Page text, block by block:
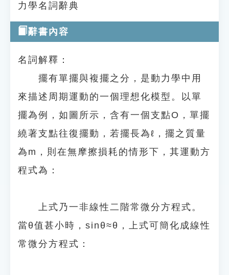
力學名詞辭典
辭書內容
名詞解釋：
擺有單擺與複擺之分，是動力學中用
來描述周期運動的一個理想化模型。以單
擺為例，如圖所示，含有一個支點O，單擺
繞著支點往復擺動，若擺長為ℓ，擺之質量
為m，則在無摩擦損耗的情形下，其運動方
程式為：
上式乃一非線性二階常微分方程式。
當θ值甚小時，sinθ≈θ，上式可簡化成線性
常微分方程式：